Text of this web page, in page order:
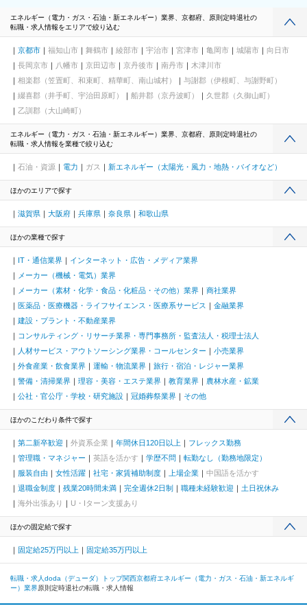
エネルギー（電力・ガス・石油・新エネルギー）業界、京都府、原則定時退社の
転職・求人情報をエリアで絞り込む
京都市 福知山市 舞鶴市 綾部市 宇治市 宮津市 亀岡市 城陽市
向日市
長岡京市
八幡市 京田辺市 京丹後市 南丹市
木津川市
相楽郡（笠置町、和束町、精華町、南山城村）
与謝郡（伊根町、与謝野町）
綴喜郡（井手町、宇治田原町）
船井郡（京丹波町）
久世郡（久御山町）
乙訓郡（大山崎町）
エネルギー（電力・ガス・石油・新エネルギー）業界、京都府、原則定時退社の
転職・求人情報を業種で絞り込む
石油・資源 電力 ガス 新エネルギー（太陽光・風力・地熱・バイオなど）
ほかのエリアで探す
滋賀県 大阪府 兵庫県 奈良県 和歌山県
ほかの業種で探す
IT・通信業界
インターネット・広告・メディア業界
メーカー（機械・電気）業界
メーカー（素材・化学・食品・化粧品・その他）業界
商社業界
医薬品・医療機器・ライフサイエンス・医療系サービス
金融業界
建設・プラント・不動産業界
コンサルティング・リサーチ業界・専門事務所・監査法人・税理士法人
人材サービス・アウトソーシング業界・コールセンター
小売業界
外食産業・飲食業界
運輸・物流業界
旅行・宿泊・レジャー業界
警備・清掃業界
理容・美容・エステ業界 教育業界
農林水産・鉱業
公社・官公庁・学校・研究施設
冠婚葬祭業界 その他
ほかのこだわり条件で探す
第二新卒歓迎 外資系企業 年間休日120日以上
フレックス勤務
管理職・マネジャー
英語を活かす 学歴不問
転勤なし（勤務地限定）
服装自由
女性活躍 社宅・家賃補助制度 上場企業
中国語を活かす
退職金制度
残業20時間未満 完全週休2日制 職種未経験歓迎
土日祝休み
海外出張あり
U・Iターン支援あり
ほかの固定給で探す
固定給25万円以上 固定給35万円以上
転職・求人doda（デューダ）トップ関西京都府エネルギー（電力・ガス・石油・新エネルギ
ー）業界原則定時退社の転職・求人情報